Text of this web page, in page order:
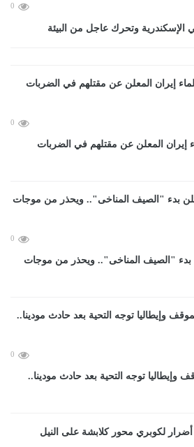
0
وتحرك عاجل من البيئة
0
إيران المعلن عن مقتلهم في الضربات
0
بدء "الصيف المناخى".. ويحذر من موجات
0
وإيطاليا توجه التحية بعد حادث مودينا..